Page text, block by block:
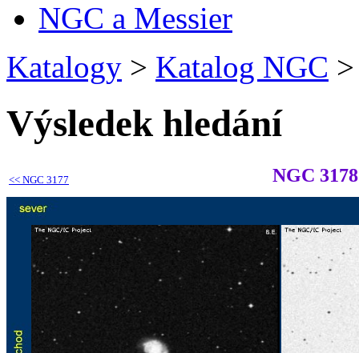
NGC a Messier
Katalogy > Katalog NGC >
Výsledek hledání
<< NGC 3177 NGC 3178